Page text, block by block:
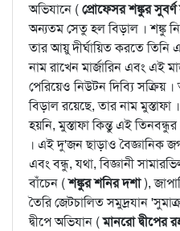
অভিযানে (প্রোফেসর শঙ্কুর
অন্যতম সেতু হল বিড়াল । শঙ্কু
তার আয়ু দীর্ঘায়িত করতে
নাম রাখেন মার্জারিন এবং এই
পেরিয়েও নিউটন দিব্যি সক্রিয় ।
বিড়াল রয়েছে, তার নাম
হয়নি, মুস্তাফা কিন্তু এই
। এই দু'জন ছাড়াও বৈজ্ঞানিক
এবং বন্ধু, যথা, বিজ্ঞানী
বাঁচেন (শঙ্কুর শনির দশা),
তৈরি জেটচালিত সমুদ্রযান
দ্বীপে অভিযান (মানরো দ্বীপের